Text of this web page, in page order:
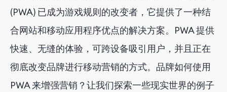
PWA 的主要优势
挑战和注意事项
(PWA) 已成为游戏规则的改变者，它提供了一种结
合网站和移动应用程序优点的解决方案。PWA 提供
快速、无缝的体验，可跨设备吸引用户，并且正在
彻底改变品牌进行移动营销的方式。品牌如何使用
PWA 来增强营销？让我们探索一些现实世界的例子